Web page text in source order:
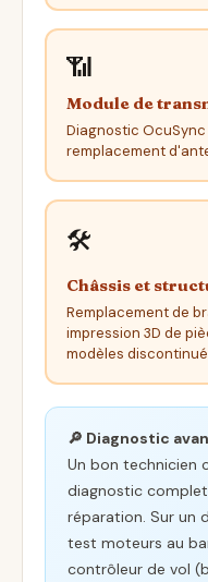
📶
Module de
Diagnostic
remplacement
🛠️
Châssis et
Remplacement de
impression 3D de
modèles
🔎 Diagnostic
Un bon technicien
diagnostic
réparation. Sur un
test moteurs au
contrôleur de vol